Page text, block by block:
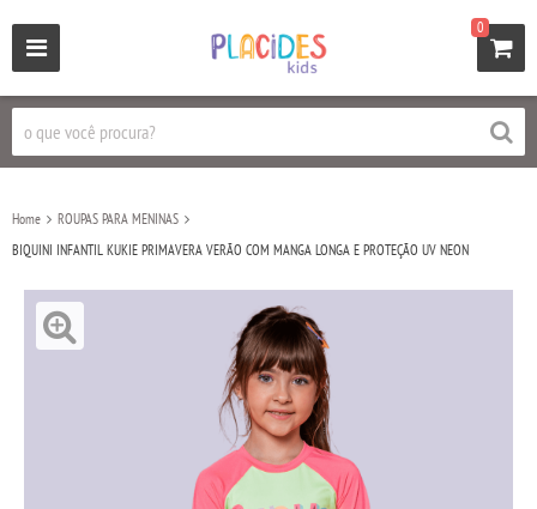
0
Home
ROUPAS PARA MENINAS
BIQUINI INFANTIL KUKIE PRIMAVERA VERÃO COM MANGA LONGA E PROTEÇÃO UV NEON